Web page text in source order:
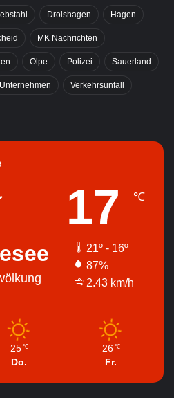
Drolshagen Hagen
MK Nachrichten
Olpe Polizei Sauerland
Unternehmen Verkehrsunfall
17 ℃
21º - 16º
87%
2.43 km/h
25 ℃
Do.
26 ℃
Fr.